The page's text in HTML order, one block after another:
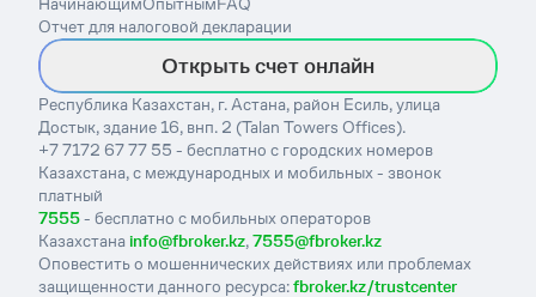
Отчет для налоговой декларации
Открыть счет онлайн
Республика Казахстан, г. Астана, район Есиль, улица
Достык, здание 16, внп. 2 (Talan Towers Offices).
+7 7172 67 77 55 - бесплатно с городских номеров
Казахстана, с международных и мобильных - звонок
платный
7555- бесплатно с мобильных операторов
Казахстанаinfo@fbroker.kz,7555@fbroker.kz
Оповестить о мошеннических действиях или проблемах
защищенности данного ресурса:fbroker.kz/trustcenter